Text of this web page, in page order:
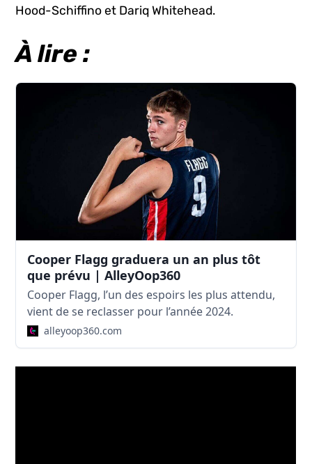
Hood-Schiffino et Dariq Whitehead.
À lire :
Cooper Flagg graduera un an plus tôt
que prévu | AlleyOop360
Cooper Flagg, l’un des espoirs les plus attendu,
vient de se reclasser pour l’année 2024.
alleyoop360.com